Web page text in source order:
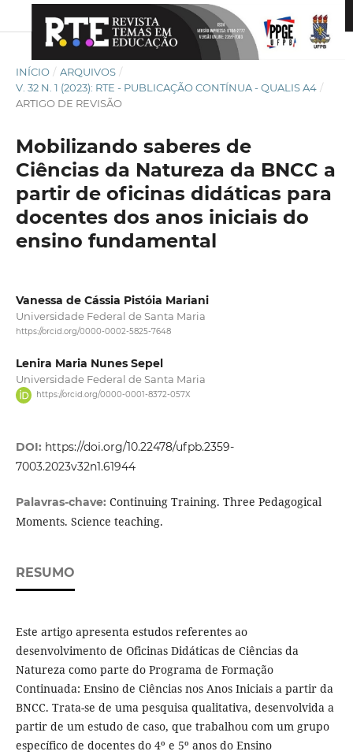
INÍCIO / ARQUIVOS /
V. 32 N. 1 (2023): RTE - PUBLICAÇÃO CONTÍNUA - QUALIS A4 /
ARTIGO DE REVISÃO
Mobilizando saberes de
Ciências da Natureza da BNCC a
partir de oficinas didáticas para
docentes dos anos iniciais do
ensino fundamental
Vanessa de Cássia Pistóia Mariani
Universidade Federal de Santa Maria
https://orcid.org/0000-0002-5825-7648
Lenira Maria Nunes Sepel
Universidade Federal de Santa Maria
https://orcid.org/0000-0001-8372-057X
DOI: https://doi.org/10.22478/ufpb.2359-
7003.2023v32n1.61944
Palavras-chave: Continuing Training. Three Pedagogical
Moments. Science teaching.
RESUMO
Este artigo apresenta estudos referentes ao
desenvolvimento de Oficinas Didáticas de Ciências da
Natureza como parte do Programa de Formação
Continuada: Ensino de Ciências nos Anos Iniciais a partir da
BNCC. Trata-se de uma pesquisa qualitativa, desenvolvida a
partir de um estudo de caso, que trabalhou com um grupo
específico de docentes do 4º e 5º anos do Ensino